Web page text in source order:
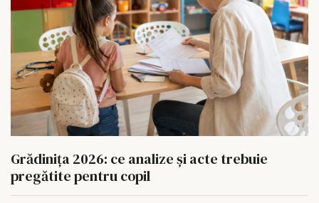
Grădinița 2026: ce analize și acte trebuie
pregătite pentru copil